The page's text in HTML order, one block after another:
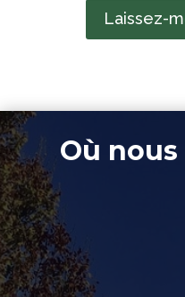
Laissez-
Où